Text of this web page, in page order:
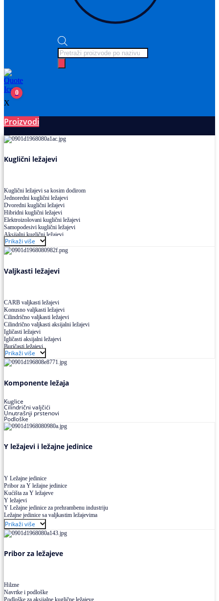
Products
search
0
X
Proizvodi
Kuglični ležajevi
Kuglični ležajevi sa kosim dodirom
Jednoredni kuglični ležajevi
Dvoredni kuglični ležajevi
Hibridni kuglični ležajevi
Elektroizolovani kuglični ležajevi
Samopodesivi kuglični ležajevi
Aksijalni kuglični ležajevi
Kuglični ležajevi od nerđajućeg čelika
Prikaži više
Valjkasti ležajevi
CARB valjkasti ležajevi
Konusno valjkasti ležajevi
Cilindrično valjkasti ležajevi
Cilindrično valjkasti aksijalni ležajevi
Igličasti ležajevi
Igličasti aksijalni ležajevi
Buričasti ležajevi
Buričasti zaptiveni ležajevi
Buričasti aksijalni ležajevi
Prikaži više
Komponente ležaja
Kuglice
Cilindrični valjčići
Unutrašnji prstenovi
Podloške
Y ležajevi i ležajne jedinice
Y Ležajne jedinice
Pribor za Y ležajne jedinice
Kućišta za Y ležajeve
Y ležajevi
Y Ležajne jedinice za prehrambenu industriju
Ležajne jedinice sa valjkastim ležajevima
Prikaži više
Pribor za ležajeve
Hilzne
Navrtke i podloške